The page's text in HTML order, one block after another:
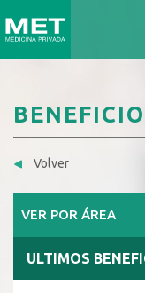
Volver
VER POR ÁREA
ULTIMOS